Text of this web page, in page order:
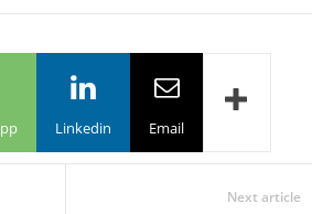
Linkedin Email
Next article